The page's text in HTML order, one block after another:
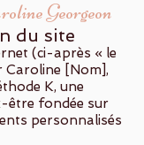
Georgeon
du site
(ci-après « le
Caroline [Nom],
K, une
être fondée sur
personnalisés